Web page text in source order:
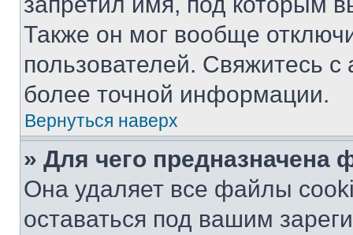
Также он мог вообще
пользователей. Свяжитесь
более точной информации.
Вернуться наверх
» Для чего предназначена
Она удаляет все файлы
оставаться под вашим